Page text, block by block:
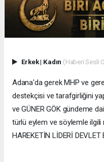
Erkek| Kadın (Haberi Sesli
Adana'da gerek MHP ve
destekçisi ve tarafgirliğini
ve GÜNER GÖK gündeme
türlü eylem ve söylemle
HAREKETİN LİDERİ DEVLET